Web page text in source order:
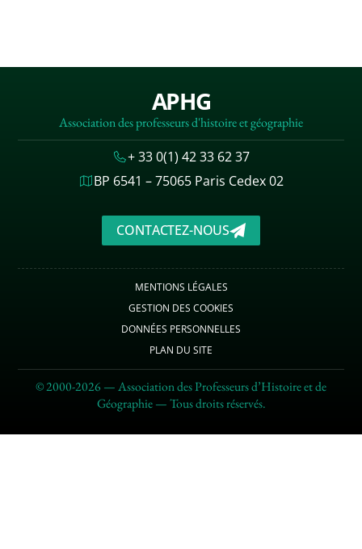
APHG
Association des professeurs d'histoire et géographie
+ 33 0(1) 42 33 62 37
BP 6541 – 75065 Paris Cedex 02
CONTACTEZ-NOUS
MENTIONS LÉGALES
GESTION DES COOKIES
DONNÉES PERSONNELLES
PLAN DU SITE
© 2000-2026 — Association des Professeurs d’Histoire et de
Géographie — Tous droits réservés.